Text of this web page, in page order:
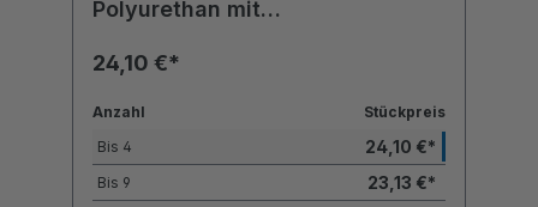
Polyurethan mit
24,10 €*
Anzahl
Stückpreis
Bis 4 24,10 €*
Bis 9 23,13 €*